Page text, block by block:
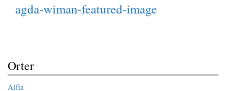
agda-wiman-featured-image
Orter
Alfta